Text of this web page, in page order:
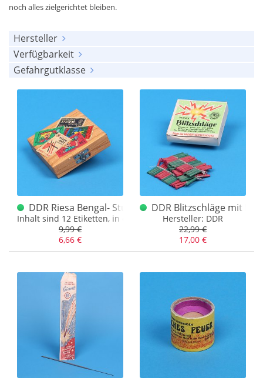
noch alles zielgerichtet bleiben.
Hersteller
alle anzeigen
(42)
Riesa(4)
Silberhütte(1)
VEB Silberhütte(1)
Verfügbarkeit
alle anzeigen
(11)
Gefahrgutklasse
alle anzeigen
DDR Riesa Bengal- Sturmhölzer Etiketten Konvolut -
Inhalt sind 12 Etiketten, in der Regel alles verschiedene
9,99 €
6,66 €
DDR Blitzschläge mit
Hersteller: DDR
22,99 €
17,00 €